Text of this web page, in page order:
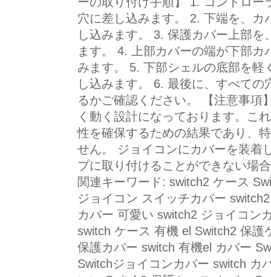
穴に差し込みます。 2. 下端を、カ
し込みます。 3. 保護カバー上部
ます。 4. 上部カバーの端が下部
みます。 5. 下部シェルの底部を軽
し込みます。 6. 最後に、すべて
るかご確認ください。 【注意事項
く動く設計になっております。こ
性を確保するための結果であり、
せん。 ジョイコンにカバーを装着
プに取り付けることができない場
関連キーワード: switch2 ケース
ジョイコン スイッチカバー
カバー 可愛い switch2 ジョイコン
switch ケース 有機 el Switch2 保
保護カバー switch 有機el カバー
Switchジョイコンカバー switch カ